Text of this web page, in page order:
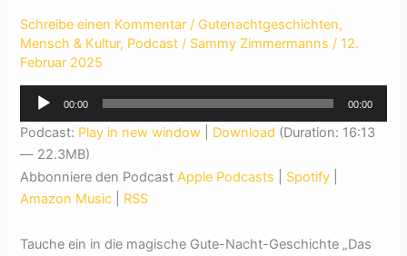
Schreibe einen Kommentar / Gutenachtgeschichten,
Mensch & Kultur, Podcast / Sammy Zimmermanns / 12.
Februar 2025
Audio-
00:00 00:00
Podcast: Play in new window Download (Duration: 16:13
— 22.3MB)
Abbonniere den PodcastApple Podcasts Spotify
Amazon Music
RSS
Tauche ein in die magische Gute-Nacht-Geschichte „Das